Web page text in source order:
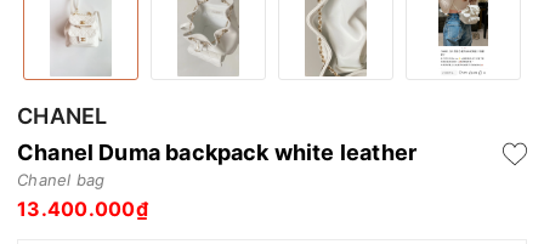
CHANEL
Chanel Duma backpack white leather
Chanel bag
13.400.000₫